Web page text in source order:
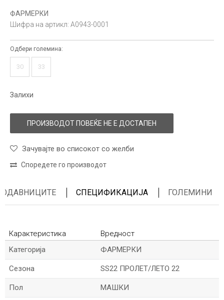
ФАРМЕРКИ
Шифра на артикл: A0943-0001
Одбери големина:
30 33
Залихи
ПРОИЗВОДОТ ПОВЕЌЕ НЕ Е ДОСТАПЕН
Зачувајте во списокот со желби
Споредете го производот
СПЕЦИФИКАЦИЈА ГОЛЕМИНИ
Карактеристика
Вредност
Kатегорија
ФАРМЕРКИ
Сезона SS22 ПРОЛЕТ/ЛЕТО 22
Пол МАШКИ